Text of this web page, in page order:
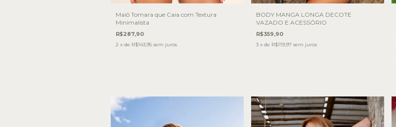
Maiô Tomara que Caia com Textura
Minimalista
R$287,90
2 x de R$143,95 sem juros
BODY MANGA LONGA DECOTE
VAZADO E ACESSÓRIO
R$359,90
3 x de R$119,97 sem juros